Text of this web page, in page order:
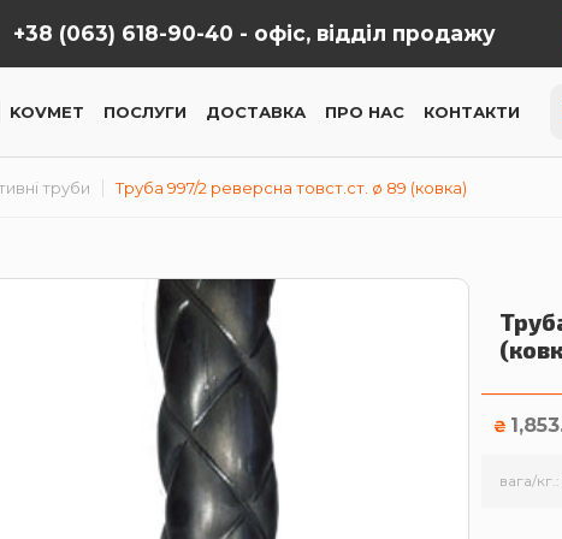
+38 (063) 618-90-40 - офіс, відділ продажу
KOVMET ПОСЛУГИ ДОСТАВКА ПРО НАС КОНТАКТИ
труби Труба 997/2 реверсна товст.ст. ø 89 (ковка)
₴
вага/кг.